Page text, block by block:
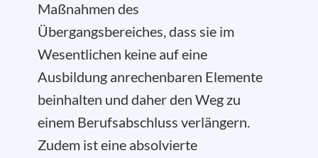
Maßnahmen des
Übergangsbereiches, dass sie im
Wesentlichen keine auf eine
Ausbildung anrechenbaren Elemente
beinhalten und daher den Weg zu
einem Berufsabschluss verlängern.
Zudem ist eine absolvierte